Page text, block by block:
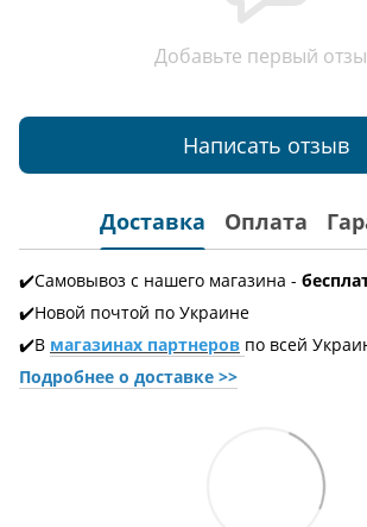
Добавьте первый
Написать отзыв
Доставка Оплата
✔️Самовывоз с нашего магазина -
✔️Новой почтой по Украине
✔️В магазинах партнеров по всей
Подробнее о доставке >>